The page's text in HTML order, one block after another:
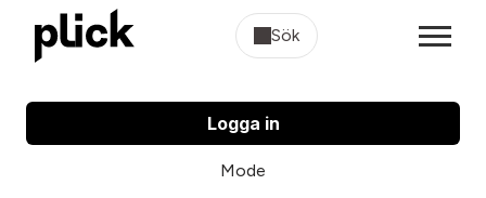
Sök
Logga in
Mode